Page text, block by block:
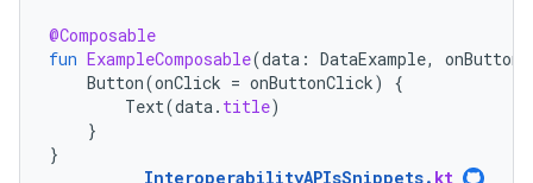
@Composable
fun ExampleComposable(data : DataExample,
Button(onClick = onButtonClick)
{
Text(data. title)
}
}
InteroperabilityAPIsSnippets. kt